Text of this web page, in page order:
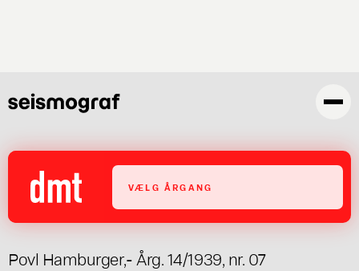
VÆLG ÅRGANG
Povl Hamburger,- Årg. 14/1939, nr. 07